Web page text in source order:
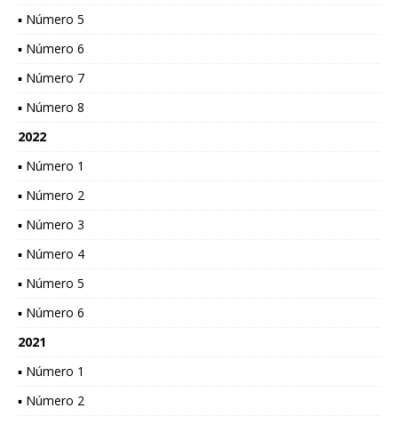
▪ Número 5
▪ Número 6
▪ Número 7
▪ Número 8
2022
▪ Número 1
▪ Número 2
▪ Número 3
▪ Número 4
▪ Número 5
▪ Número 6
2021
▪ Número 1
▪ Número 2